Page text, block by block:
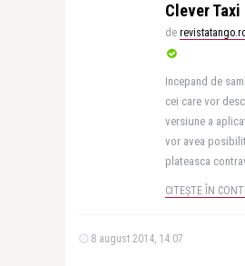
Clever Taxi
de
Incepand de
cei care vor
versiune a
vor avea
plateasca
CITEȘTE ÎN
8 august 2014, 14:07